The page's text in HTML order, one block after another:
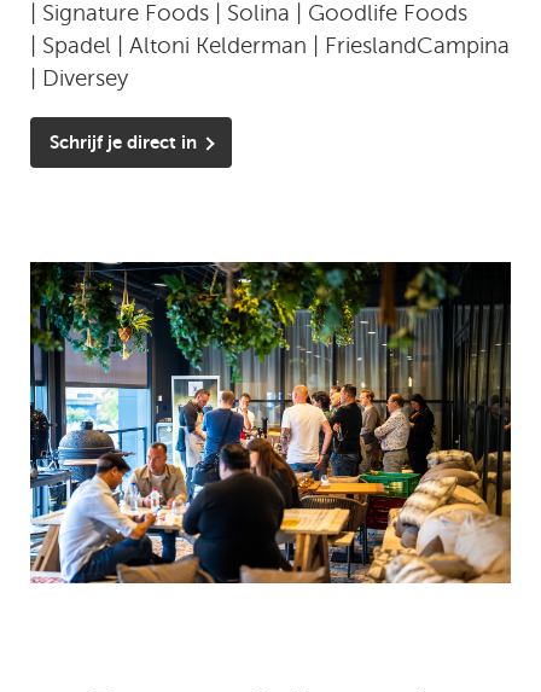
| Signature Foods | Solina | Goodlife Foods
| Spadel | Altoni Kelderman | FrieslandCampina
| Diversey
Schrijf je direct in